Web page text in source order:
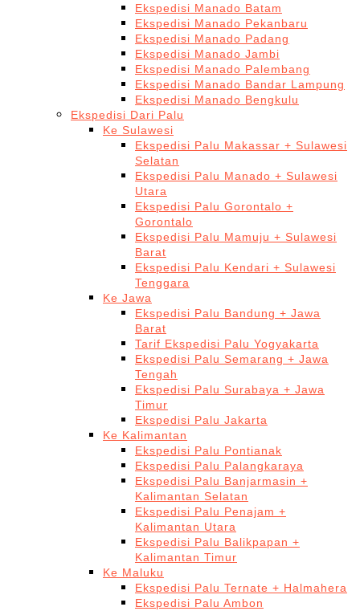
Ekspedisi Manado Batam
Ekspedisi Manado Pekanbaru
Ekspedisi Manado Padang
Ekspedisi Manado Jambi
Ekspedisi Manado Palembang
Ekspedisi Manado Bandar Lampung
Ekspedisi Manado Bengkulu
Ekspedisi Dari Palu
Ke Sulawesi
Ekspedisi Palu Makassar + Sulawesi
Selatan
Ekspedisi Palu Manado + Sulawesi
Utara
Ekspedisi Palu Gorontalo +
Gorontalo
Ekspedisi Palu Mamuju + Sulawesi
Barat
Ekspedisi Palu Kendari + Sulawesi
Tenggara
Ke Jawa
Ekspedisi Palu Bandung + Jawa
Barat
Tarif Ekspedisi Palu Yogyakarta
Ekspedisi Palu Semarang + Jawa
Tengah
Ekspedisi Palu Surabaya + Jawa
Timur
Ekspedisi Palu Jakarta
Ke Kalimantan
Ekspedisi Palu Pontianak
Ekspedisi Palu Palangkaraya
Ekspedisi Palu Banjarmasin +
Kalimantan Selatan
Ekspedisi Palu Penajam +
Kalimantan Utara
Ekspedisi Palu Balikpapan +
Kalimantan Timur
Ke Maluku
Ekspedisi Palu Ternate + Halmahera
Ekspedisi Palu Ambon